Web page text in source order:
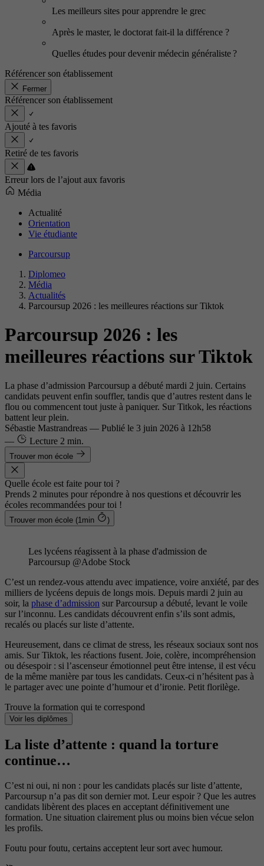
Les meilleurs sites pour apprendre le grec
Après le master, le doctorat fait-il la différence ?
Quelles études pour devenir médecin généraliste ?
Référencer son établissement
Fermer
Référencer son établissement
Ajouté à tes favoris
Retiré de tes favoris
Erreur lors de l’ajout aux favoris
Média
Actualité
Orientation
Vie étudiante
Parcoursup
Diplomeo
Média
Actualités
Parcoursup 2026 : les meilleures réactions sur Tiktok
Parcoursup 2026 : les
meilleures réactions sur Tiktok
La phase d’admission Parcoursup a débuté mardi 2 juin. Certains
candidats peuvent enfin souffler, tandis que d’autres restent dans le
flou ou commencent tout juste à paniquer. Sur Titkok, les réactions
battent leur plein.
Sébastie Mastrandreas — Publié le 3 juin 2026 à 12h58
—
Lecture 2 min.
Trouver mon école
Quelle école est faite pour toi ?
Prends 2 minutes pour répondre à nos questions et découvrir les
écoles recommandées pour toi !
Trouver mon école (1min )
Les lycéens réagissent à la phase d'admission de
Parcoursup @Adobe Stock
C’est un rendez-vous attendu avec impatience, voire anxiété, par des
milliers de lycéens depuis de longs mois. Depuis mardi 2 juin au
soir, la phase d’admission sur Parcoursup a débuté, levant le voile
sur l’inconnu. Les candidats découvrent enfin s’ils sont admis,
recalés ou placés sur liste d’attente.
Heureusement, dans ce climat de stress, les réseaux sociaux sont nos
amis. Sur Tiktok, les réactions fusent. Joie, colère, incompréhension
ou désespoir : si l’ascenseur émotionnel peut être intense, il est vécu
de la même manière par tous les candidats. Ceux-ci n’hésitent pas à
le partager avec une pointe d’humour et d’ironie. Petit florilège.
Trouve la formation qui te correspond
Voir les diplômes
La liste d’attente : quand la torture
continue…
C’est ni oui, ni non : pour les candidats placés sur liste d’attente,
Parcoursup n’a pas dit son dernier mot. Leur espoir ? Que les autres
candidats libèrent des places en acceptant définitivement une
formation. Une situation clairement plus ou moins bien vécue selon
les profils.
Foutu pour foutu, certains acceptent leur sort avec humour.